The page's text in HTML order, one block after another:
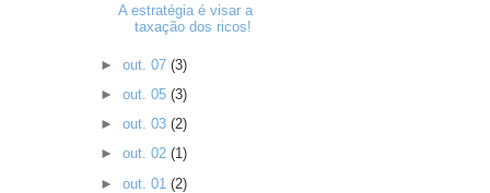
A estratégia é visar a
taxação dos ricos!
► out. 07 (3)
► out. 05 (3)
► out. 03 (2)
► out. 02 (1)
► out. 01 (2)